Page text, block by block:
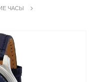
ЧАСЫ